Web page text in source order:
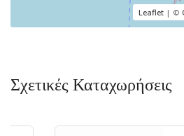
Leaflet | ©
Σχετικές Καταχωρήσεις